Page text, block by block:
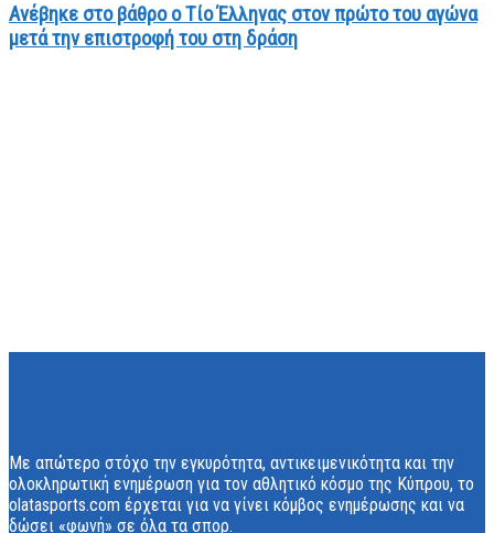
Ανέβηκε στο βάθρο ο Τίο Έλληνας στον πρώτο του αγώνα
μετά την επιστροφή του στη δράση
Με απώτερο στόχο την εγκυρότητα, αντικειμενικότητα και την
ολοκληρωτική ενημέρωση για τον αθλητικό κόσμο της Κύπρου, το
olatasports.com έρχεται για να γίνει κόμβος ενημέρωσης και να
δώσει «φωνή» σε όλα τα σπορ.